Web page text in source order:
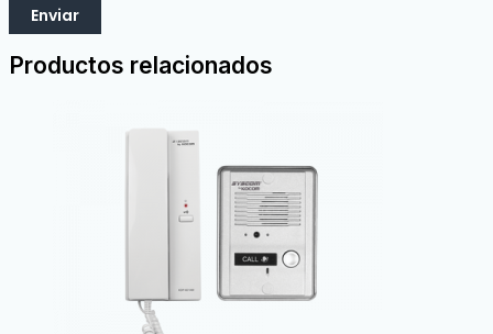
Productos relacionados